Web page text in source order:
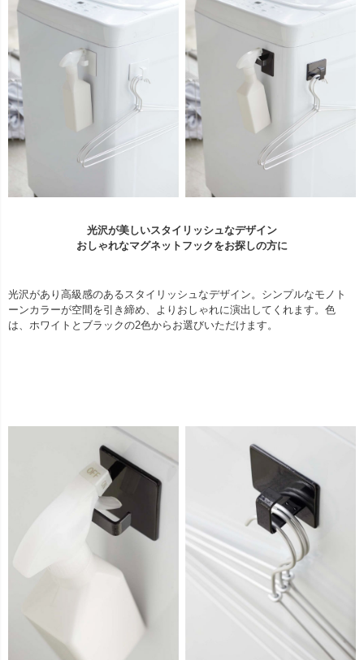
光沢が美しいスタイリッシュなデザイン
おしゃれなマグネットフックをお探しの方に
光沢があり高級感のあるスタイリッシュなデザイン。シンプルなモノト
ーンカラーが空間を引き締め、よりおしゃれに演出してくれます。色
は、ホワイトとブラックの2色からお選びいただけます。